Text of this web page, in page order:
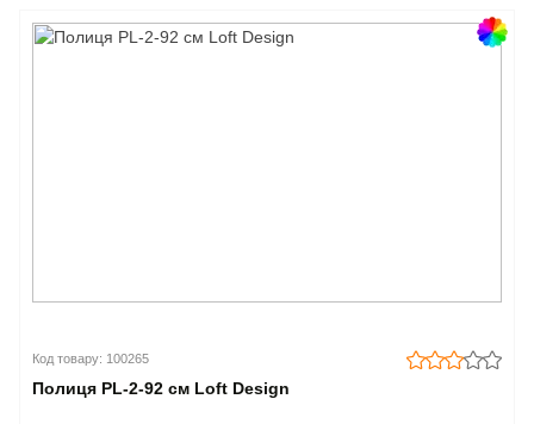
Код товару: 100265
Полиця PL-2-92 см Loft Design